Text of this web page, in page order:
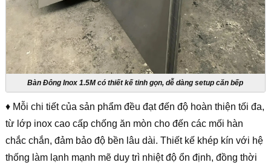
Bàn Đông Inox 1.5M có thiết kế tinh gọn, dễ dàng setup căn bếp
♦ Mỗi chi tiết của sản phẩm đều đạt đến độ hoàn thiện tối đa,
từ lớp inox cao cấp chống ăn mòn cho đến các mối hàn
chắc chắn, đảm bảo độ bền lâu dài. Thiết kế khép kín với hệ
thống làm lạnh mạnh mẽ duy trì nhiệt độ ổn định, đồng thời